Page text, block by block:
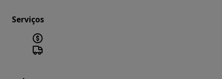
Serviços